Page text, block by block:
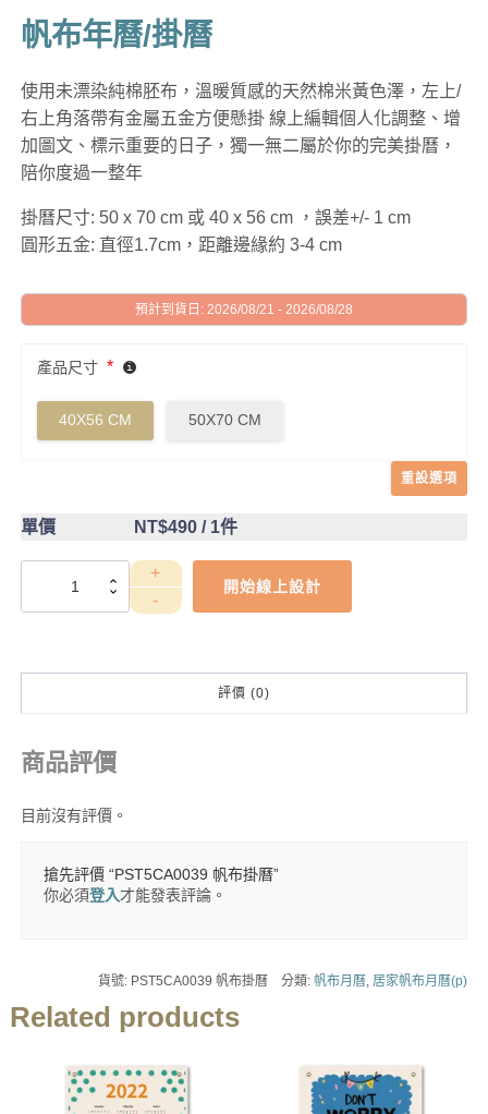
帆布年曆/掛曆
使用未漂染純棉胚布，溫暖質感的天然棉米黃色澤，左上/
右上角落帶有金屬五金方便懸掛 線上編輯個人化調整、增
加圖文、標示重要的日子，獨一無二屬於你的完美掛曆，
陪你度過一整年
掛曆尺寸: 50 x 70 cm 或 40 x 56 cm ，誤差+/- 1 cm
圓形五金: 直徑1.7cm，距離邊緣約 3-4 cm
預計到貨日: 2026/08/21 - 2026/08/28
產品尺寸 *
40X56 CM 50X70 CM
重設選項
單價 NT$490/ 1件
PST5CA0039
開始線上設計
評價 (0)
商品評價
目前沒有評價。
搶先評價 “PST5CA0039 帆布掛曆”
你必須登入才能發表評論。
貨號: PST5CA0039 帆布掛曆 分類:帆布月曆 居家帆布月曆(p)
Related products